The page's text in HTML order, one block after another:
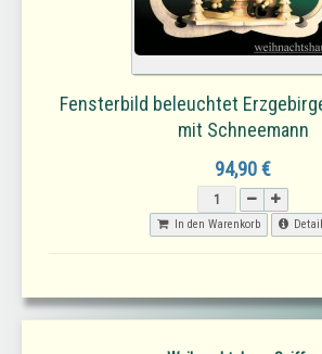
Fensterbild beleuchtet
mit Schneemann
94,90 €
In den Warenkorb